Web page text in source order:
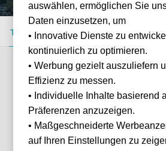
Tickets kaufen Event-Info FAQ
Verfügbare Kategorien (0)
auswählen, ermöglichen Sie
Daten einzusetzen, um
• Innovative Dienste zu
kontinuierlich zu optimieren.
• Werbung gezielt auszuliefern
Effizienz zu messen.
• Individuelle Inhalte basierend
Präferenzen anzuzeigen.
• Maßgeschneiderte
auf Ihren Einstellungen zu